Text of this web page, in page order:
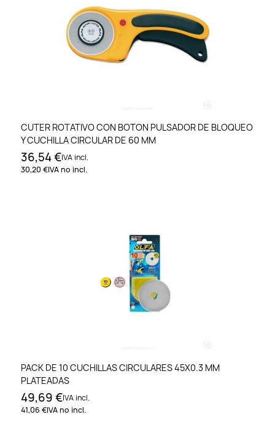
CUTER ROTATIVO CON BOTON PULSADOR DE BLOQUEO
Y CUCHILLA CIRCULAR DE 60 MM
36,54 €IVA incl.
30,20 €IVA no incl.
PACK DE 10 CUCHILLAS CIRCULARES 45X0.3 MM
PLATEADAS
49,69 €IVA incl.
41,06 €IVA no incl.